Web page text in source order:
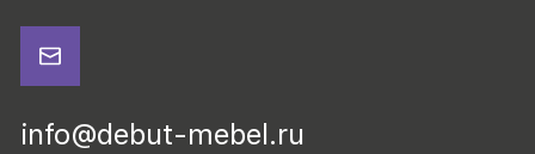
info@debut-mebel.ru